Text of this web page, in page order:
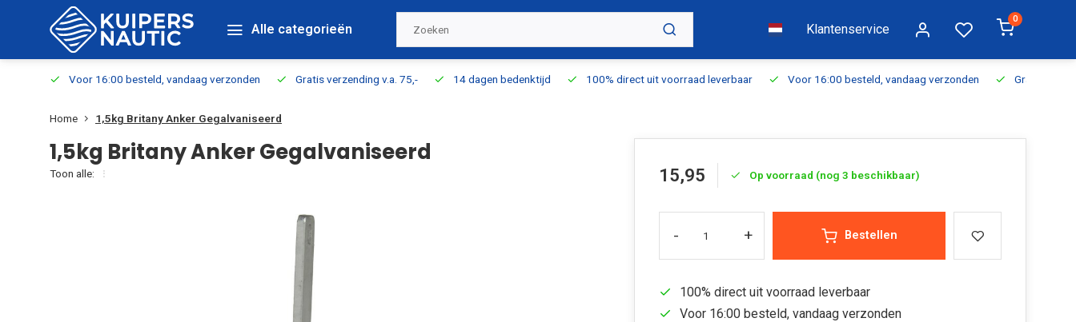
Alle categorieën Klantenservice
0
Voor 16:00 besteld, vandaag verzonden Gratis verzending v.a. 75,- 14 dagen bedenktijd 100% direct uit voorraad leverbaar Voor 16:00 besteld, vandaag verzonden Gratis
Home 1,5kg Britany Anker Gegalvaniseerd
1,5kg Britany Anker Gegalvaniseerd
Toon alle: 15,95 Op voorraad (nog 3 beschikbaar)
- + Bestellen
100% direct uit voorraad leverbaar
Voor 16:00 besteld, vandaag verzonden